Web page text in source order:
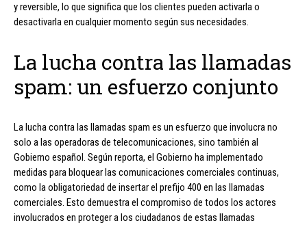
y reversible, lo que significa que los clientes pueden activarla o
desactivarla en cualquier momento según sus necesidades.
La lucha contra las llamadas
spam: un esfuerzo conjunto
La lucha contra las llamadas spam es un esfuerzo que involucra no
solo a las operadoras de telecomunicaciones, sino también al
Gobierno español. Según reporta, el Gobierno ha implementado
medidas para bloquear las comunicaciones comerciales continuas,
como la obligatoriedad de insertar el prefijo 400 en las llamadas
comerciales. Esto demuestra el compromiso de todos los actores
involucrados en proteger a los ciudadanos de estas llamadas